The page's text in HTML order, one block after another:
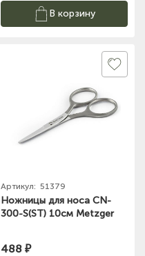
В корзину
Артикул: 51379
Ножницы для носа CN-
300-S(ST) 10см Metzger
488 ₽